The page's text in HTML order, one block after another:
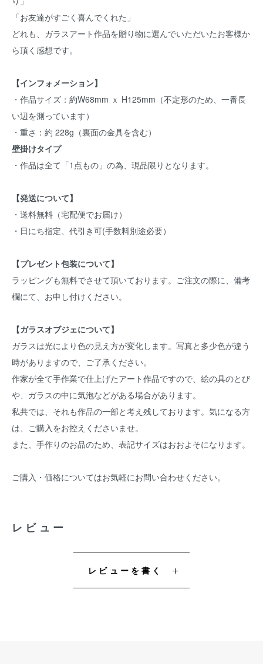
「お友達がすごく喜んでくれた」
どれも、ガラスアート作品を贈り物に選んでいただいたお客様か
ら頂く感想です。
【インフォメーション】
・作品サイズ：約W68mm ｘ H125mm（不定形のため、一番長
い辺を測っています）
・重さ：約 228g（裏面の金具を含む）
壁掛けタイプ
・作品は全て「1点もの」の為、現品限りとなります。
【発送について】
・送料無料（宅配便でお届け）
・日にち指定、代引き可(手数料別途必要）
【プレゼント包装について】
ラッピングも無料でさせて頂いております。ご注文の際に、備考
欄にて、お申し付けください。
【ガラスオブジェについて】
ガラスは光により色の見え方が変化します。写真と多少色が違う
時がありますので、ご了承ください。
作家が全て手作業で仕上げたアート作品ですので、絵の具のとび
や、ガラスの中に気泡などがある場合があります。
私共では、それも作品の一部と考え残しております。気になる方
は、ご購入をお控えくださいませ。
また、手作りのお品のため、表記サイズはおおよそになります。
ご購入・価格についてはお気軽にお問い合わせください。
レビュー
レビューを書く